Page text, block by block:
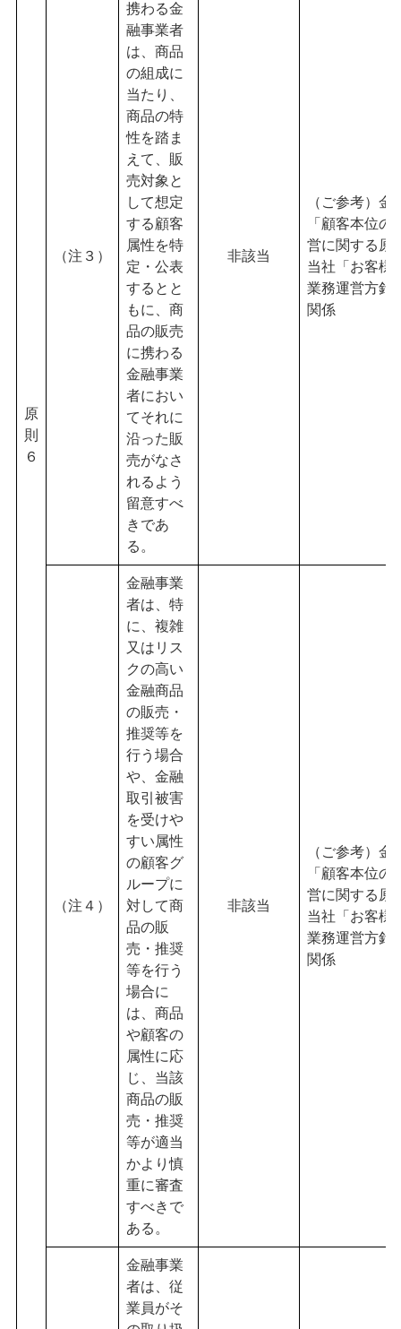
原
則
６
（注３）
携わる金
融事業者
は、商品
の組成に
当たり、
商品の特
性を踏ま
えて、販
売対象と
して想定
する顧客
属性を特
定・公表
するとと
もに、商
品の販売
に携わる
金融事業
者におい
てそれに
沿った販
売がなさ
れるよう
留意すべ
きであ
る。
非該当
（ご参考）金
「顧客本位の
営に関する原
当社「お客様
業務運営方針
関係
（注４）
金融事業
者は、特
に、複雑
又はリス
クの高い
金融商品
の販売・
推奨等を
行う場合
や、金融
取引被害
を受けや
すい属性
の顧客グ
ループに
対して商
品の販
売・推奨
等を行う
場合に
は、商品
や顧客の
属性に応
じ、当該
商品の販
売・推奨
等が適当
かより慎
重に審査
すべきで
ある。
非該当
（ご参考）金
「顧客本位の
営に関する原
当社「お客様
業務運営方針
関係
金融事業
者は、従
業員がそ